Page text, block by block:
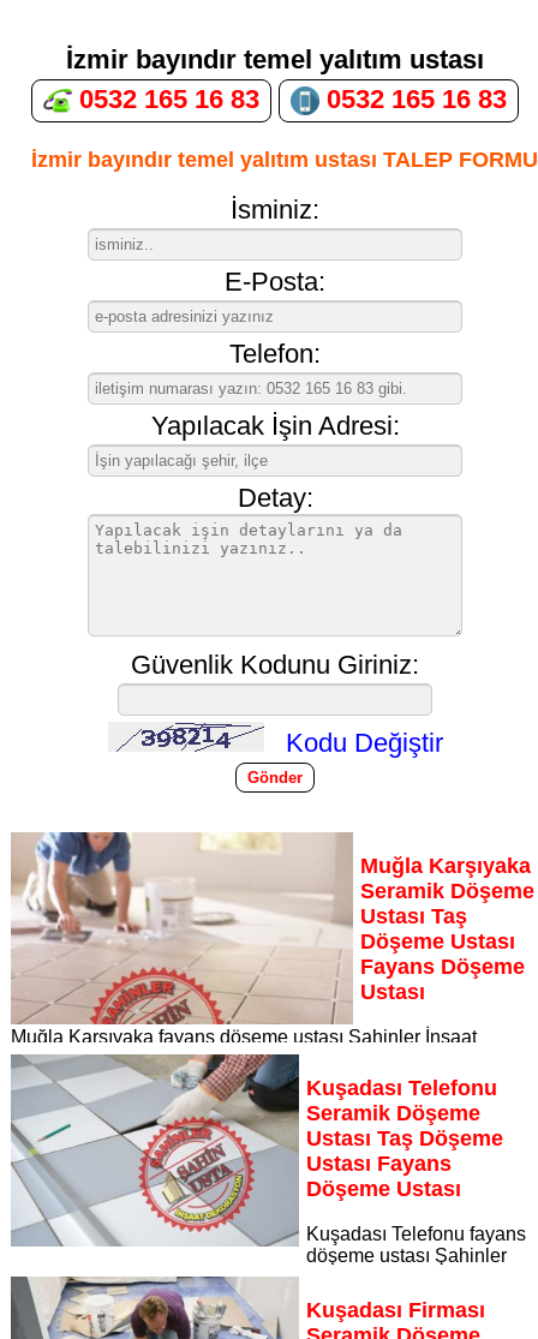
İzmir bayındır temel yalıtım ustası
0532 165 16 83
0532 165 16 83
İzmir bayındır temel yalıtım ustası TALEP FORMU
İsminiz:
E-Posta:
Telefon:
Yapılacak İşin Adresi:
Detay:
Güvenlik Kodunu Giriniz:
Kodu Değiştir
Muğla Karşıyaka
Seramik Döşeme
Ustası Taş
Döşeme Ustası
Fayans Döşeme
Ustası
Muğla Karşıyaka fayans döşeme ustası Şahinler İnşaat
Dekorasyon, zeminlerinizi sanat eseri gibi işleyen uzman
kadrosuyla Muğla Karşıyaka bölgesine özel hizmet sunuyor
Sayfaya Git
Kuşadası Telefonu
Seramik Döşeme
Ustası Taş Döşeme
Ustası Fayans
Döşeme Ustası
Kuşadası Telefonu fayans
döşeme ustası Şahinler
İnşaat Dekorasyon, zeminlerinizi sanat eseri gibi işleyen
uzman kadrosuyla Kuşadası Telefonu bölgesine özel hizmet
sunuyor
Kuşadası Firması